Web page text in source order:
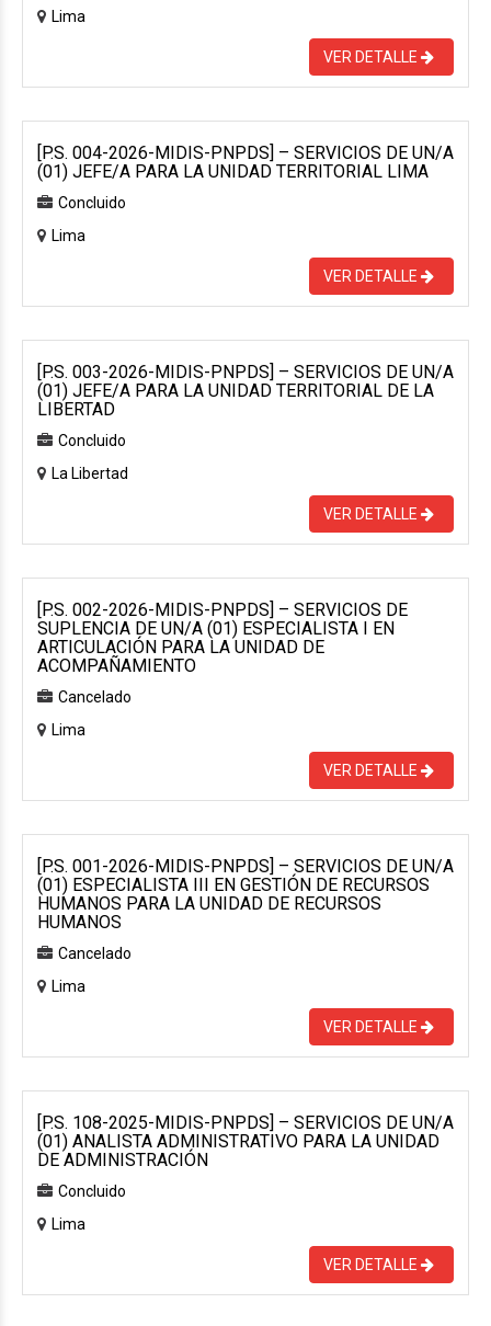
Lima
VER DETALLE
[P.S. 004-2026-MIDIS-PNPDS] – SERVICIOS DE UN/A
(01) JEFE/A PARA LA UNIDAD TERRITORIAL LIMA
Concluido
Lima
VER DETALLE
[P.S. 003-2026-MIDIS-PNPDS] – SERVICIOS DE UN/A
(01) JEFE/A PARA LA UNIDAD TERRITORIAL DE LA
LIBERTAD
Concluido
La Libertad
VER DETALLE
[P.S. 002-2026-MIDIS-PNPDS] – SERVICIOS DE
SUPLENCIA DE UN/A (01) ESPECIALISTA I EN
ARTICULACIÓN PARA LA UNIDAD DE
ACOMPAÑAMIENTO
Cancelado
Lima
VER DETALLE
[P.S. 001-2026-MIDIS-PNPDS] – SERVICIOS DE UN/A
(01) ESPECIALISTA III EN GESTIÓN DE RECURSOS
HUMANOS PARA LA UNIDAD DE RECURSOS
HUMANOS
Cancelado
Lima
VER DETALLE
[P.S. 108-2025-MIDIS-PNPDS] – SERVICIOS DE UN/A
(01) ANALISTA ADMINISTRATIVO PARA LA UNIDAD
DE ADMINISTRACIÓN
Concluido
Lima
VER DETALLE